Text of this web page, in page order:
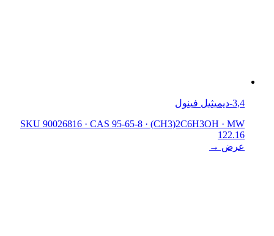
3,4-ديميثيل فينول
SKU 90026816 · CAS 95-65-8 · (CH3)2C6H3OH · MW
122.16
عرض →